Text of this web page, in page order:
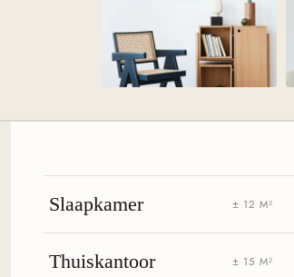
Slaapkamer ± 12 M²
Thuiskantoor ± 15 M²